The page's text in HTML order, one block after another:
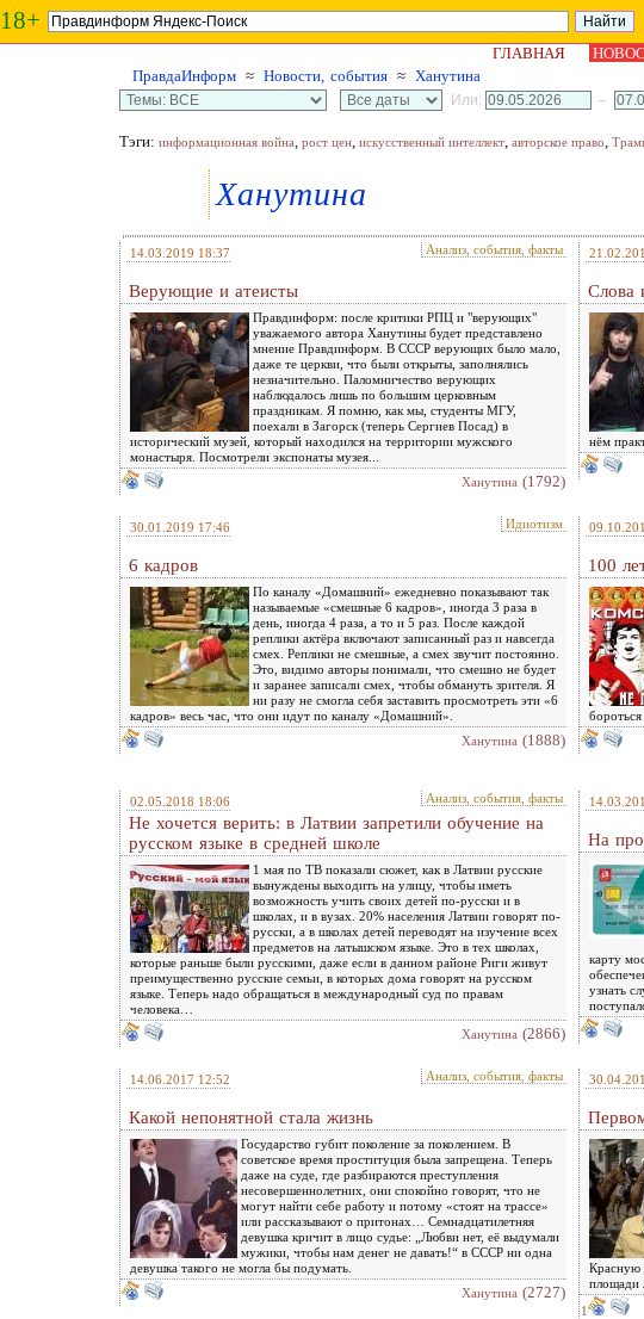
18+
ГЛАВНАЯ
ПравдаИнформ ≈ Новости, события ≈ Ханутина
Или:
–
Тэги: информационная война, рост цен, искусственный интеллект, авторское право,
Ханутина
14.03.2019 18:37 Анализ, события, факты
Верующие и атеисты
Правдинформ: после критики РПЦ и "верующих"
уважаемого автора Ханутины будет представлено
мнение Правдинформ. В СССР верующих было мало,
даже те церкви, что были открыты, заполнялись
незначительно. Паломничество верующих
наблюдалось лишь по большим церковным
праздникам. Я помню, как мы, студенты МГУ,
поехали в Загорск (теперь Сергиев Посад) в
исторический музей, который находился на территории мужского
монастыря. Посмотрели экспонаты музея...
Ханутина (1792)
Слова
нём
30.01.2019 17:46 Идиотизм
6 кадров
По каналу «Домашний» ежедневно показывают так
называемые «смешные 6 кадров», иногда 3 раза в
день, иногда 4 раза, а то и 5 раз. После каждой
реплики актёра включают записанный раз и навсегда
смех. Реплики не смешные, а смех звучит постоянно.
Это, видимо авторы понимали, что смешно не будет
и заранее записали смех, чтобы обмануть зрителя. Я
ни разу не смогла себя заставить просмотреть эти «6
кадров» весь час, что они идут по каналу «Домашний».
Ханутина (1888)
100
02.05.2018 18:06 Анализ, события, факты
Не хочется верить: в Латвии запретили обучение на
русском языке в средней школе
1 мая по ТВ показали сюжет, как в Латвии русские
вынуждены выходить на улицу, чтобы иметь
возможность учить своих детей по-русски и в
школах, и в вузах. 20% населения Латвии говорят по-
русски, а в школах детей переводят на изучение всех
предметов на латышском языке. Это в тех школах,
которые раньше были русскими, даже если в данном районе Риги живут
преимущественно русские семьи, в которых дома говорят на русском
языке. Теперь надо обращаться в международный суд по правам
человека…
Ханутина (2866)
На
карту
узнать
14.06.2017 12:52 Анализ, события, факты
Какой непонятной стала жизнь
Государство губит поколение за поколением. В
советское время проституция была запрещена. Теперь
даже на суде, где разбираются преступления
несовершеннолетних, они спокойно говорят, что не
могут найти себе работу и потому «стоят на трассе»
или рассказывают о притонах… Семнадцатилетняя
девушка кричит в лицо судье: „Любви нет, её выдумали
мужики, чтобы нам денег не давать!“ в СССР ни одна
девушка такого не могла бы подумать.
Ханутина (2727)
Красную
площади
1